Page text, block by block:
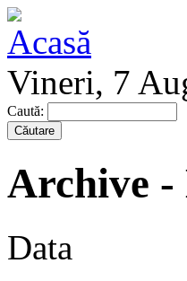
Vineri, 7
Caută:
Archive -
Data